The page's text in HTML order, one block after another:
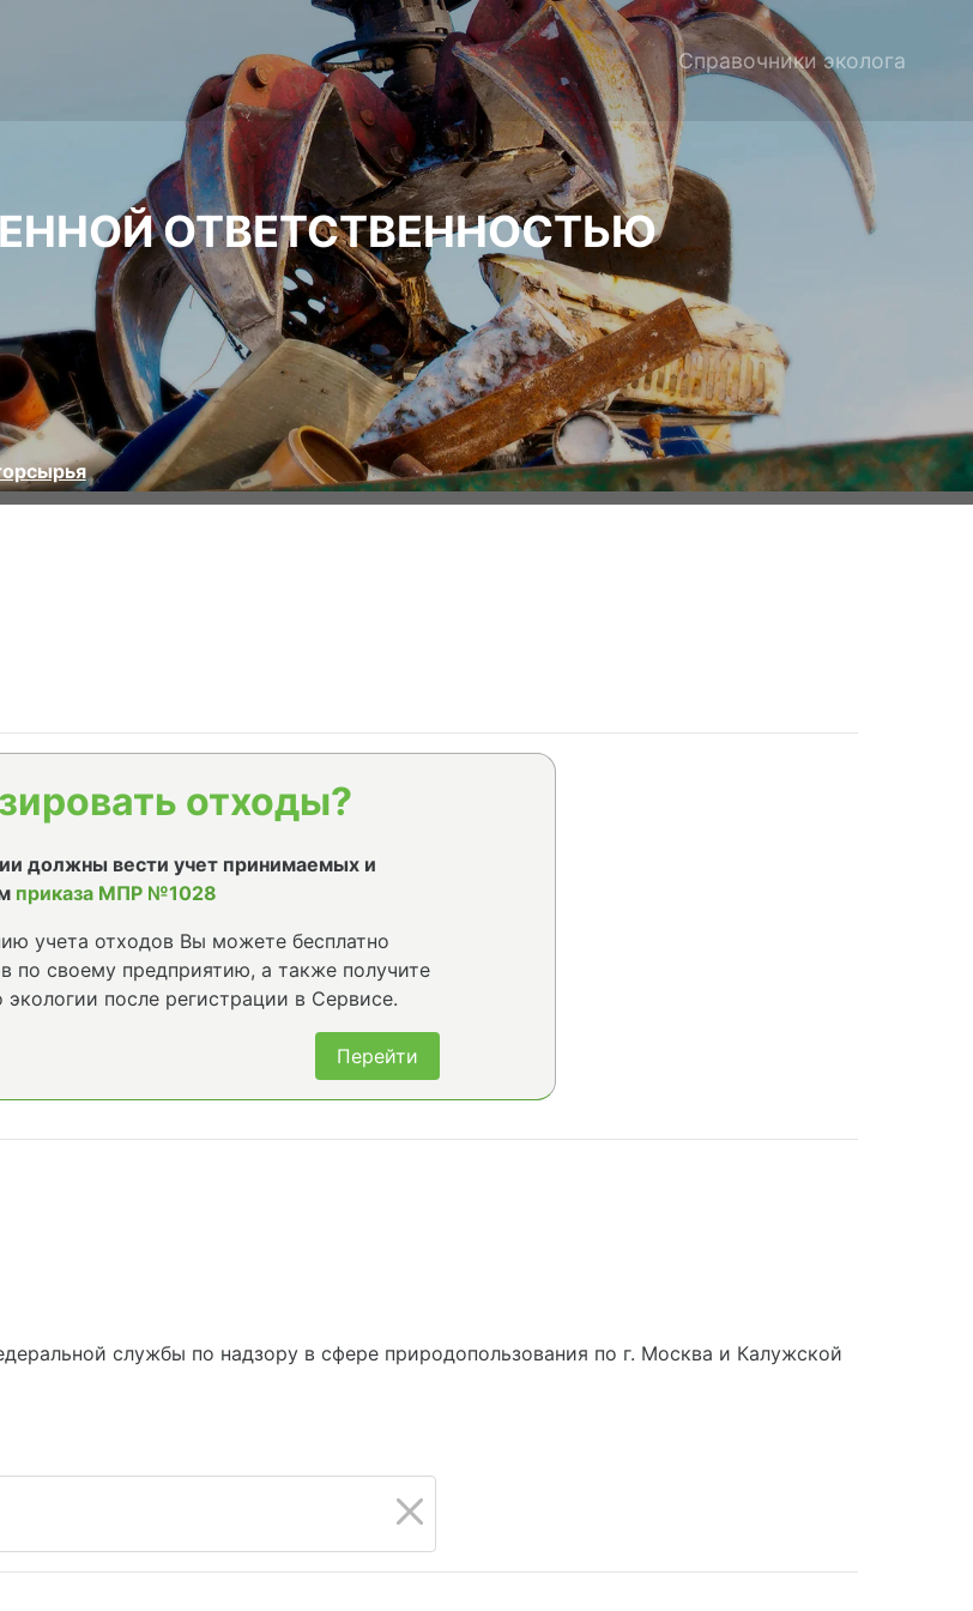
Справочники эколога
ОТВЕТСТВЕННОСТЬЮ
отходы?
должны вести учет принимаемых и
приказа МПР №1028
учета отходов Вы можете бесплатно
по своему предприятию, а также получите
после регистрации в Сервисе.
Перейти
службы по надзору в сфере природопользования по г. Москва и Калужской